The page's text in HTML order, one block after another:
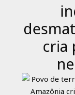
cria